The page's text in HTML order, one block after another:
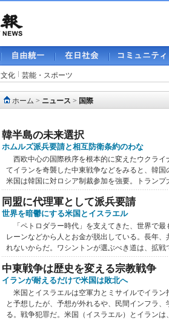
文化 芸能・スポーツ
ホーム > ニュース > 国際
韓半島の未来選択
ホムルズ派兵要請と相互防衛条約のわな
西欧中心の国際秩序を根本的に変えたウクラ
てイランを奇襲した中東戦争などをみると、韓
米国は韓国に対ロシア制裁参加を強要。トランプ
同盟に代理軍として派兵要請
世界を暗鬱にする米国とイスラエル
「ペトロダラー時代」を支えてきた、世界で
レーンなどから人とお金が脱出している。長年
れないからだ。ワシントンが選ぶべき道は、拡戦
中東戦争は歴史を変える宗教戦争
イランが耐えるだけで米国は敗北へ
米国とイスラエルは空軍力とミサイルでイラ
と予想したが、予想が外れるや、民間インフラ
る。戦争犯罪だ。米国（イスラエル）とイラン